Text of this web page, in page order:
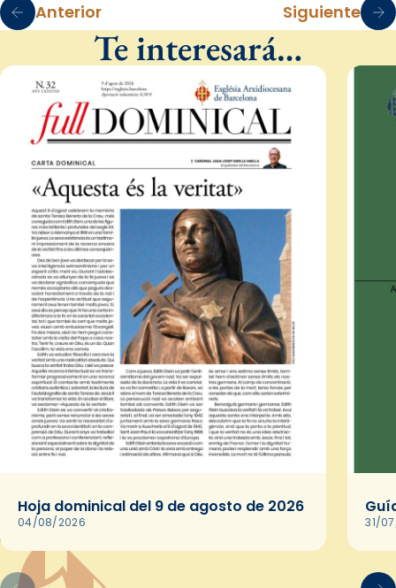
Anterior Siguiente
Te interesará…
Hoja dominical del 9 de agosto de 2026
04/08/2026 31/